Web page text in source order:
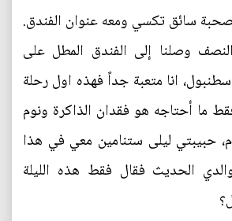
سائق تكسي ومعه عنوان الفندق.
وصلنا إلى الفندق المطل على
انا متعبة جداً فهذه اول رحلة
ما أحتاجه هو فقدان الذاكرة ونوم
حبيبتي ليلى ستنامين معي في هذا
الحديث فقال فقط هذه الليلة